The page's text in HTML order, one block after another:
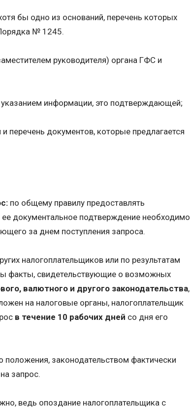
бы одно из оснований, перечень которых
№ 1245.
руководителя) органа ГФС и
информации, это подтверждающей;
перечень документов, которые предлагается
по общему правилу предоставлять
документальное подтверждение необходимо
за днем поступления запроса.
налогоплательщиков или по результатам
факты, свидетельствующие о возможных
валютного и другого законодательства,
на налоговые органы, налогоплательщик
в течение 10 рабочих дней со дня его
положения, законодательством фактически
запрос.
ведь опоздание налогоплательщика с